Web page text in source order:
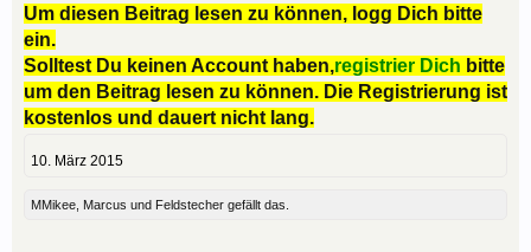
Um diesen Beitrag lesen zu können, logg Dich bitte
ein.
Solltest Du keinen Account haben,registrier Dich bitte
um den Beitrag lesen zu können. Die Registrierung ist
kostenlos und dauert nicht lang.
10. März 2015
MMikee Marcus und Feldstecher gefällt das.